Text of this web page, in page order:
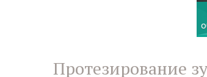
Протезирование